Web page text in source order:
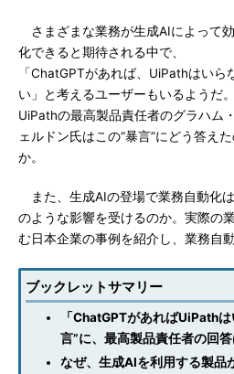
さまざまな業務が生成AIによって
化できると期待される中で、
「ChatGPTがあれば、UiPathはいら
い」と考えるユーザーもいるようだ。
UiPathの最高製品責任者のグラハム
ェルドン氏はこの“暴言”にどう答え
か。
また、生成AIの登場で業務自動化
のような影響を受けるのか。実際の
む日本企業の事例を紹介し、業務自
ブックレットサマリー
「ChatGPTがあればUiPath
言”に、最高製品責任者の回答
なぜ、生成AIを利用する製品